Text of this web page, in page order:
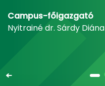
Campus-főigazgató
Nyitrainé dr. Sárdy Diána